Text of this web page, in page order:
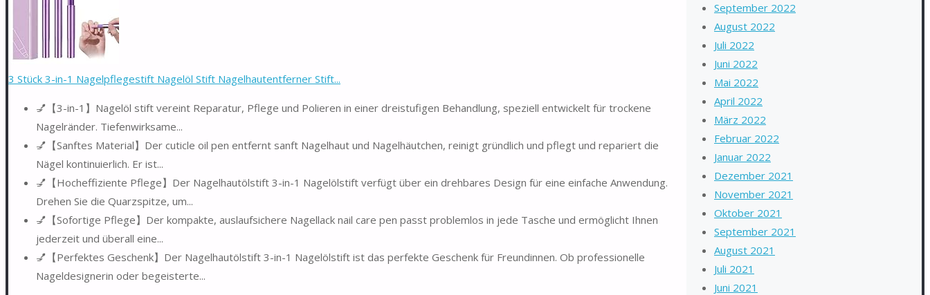
3 Stück 3-in-1 Nagelpflegestift Nagelöl Stift Nagelhautentferner Stift...
💅【3-in-1】Nagelöl stift vereint Reparatur, Pflege und Polieren in einer dreistufigen Behandlung, speziell entwickelt für trockene
Nagelränder. Tiefenwirksame...
💅【Sanftes Material】Der cuticle oil pen entfernt sanft Nagelhaut und Nagelhäutchen, reinigt gründlich und pflegt und repariert die
Nägel kontinuierlich. Er ist...
💅【Hocheffiziente Pflege】Der Nagelhautölstift 3-in-1 Nagelölstift verfügt über ein drehbares Design für eine einfache Anwendung.
Drehen Sie die Quarzspitze, um...
💅【Sofortige Pflege】Der kompakte, auslaufsichere Nagellack nail care pen passt problemlos in jede Tasche und ermöglicht Ihnen
jederzeit und überall eine...
💅【Perfektes Geschenk】Der Nagelhautölstift 3-in-1 Nagelölstift ist das perfekte Geschenk für Freundinnen. Ob professionelle
Nageldesignerin oder begeisterte...
September 2022
August 2022
Juli 2022
Juni 2022
Mai 2022
April 2022
März 2022
Februar 2022
Januar 2022
Dezember 2021
November 2021
Oktober 2021
September 2021
August 2021
Juli 2021
Juni 2021